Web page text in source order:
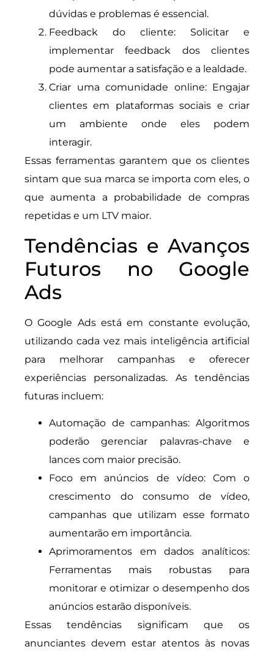
dúvidas e problemas é essencial.
Feedback do cliente: Solicitar e
implementar feedback dos clientes
pode aumentar a satisfação e a lealdade.
Criar uma comunidade online: Engajar
clientes em plataformas sociais e criar
um ambiente onde eles podem
interagir.
Essas ferramentas garantem que os clientes
sintam que sua marca se importa com eles, o
que aumenta a probabilidade de compras
repetidas e um LTV maior.
Tendências e Avanços
Futuros no Google
Ads
O Google Ads está em constante evolução,
utilizando cada vez mais inteligência artificial
para melhorar campanhas e oferecer
experiências personalizadas. As tendências
futuras incluem:
Automação de campanhas: Algoritmos
poderão gerenciar palavras-chave e
lances com maior precisão.
Foco em anúncios de vídeo: Com o
crescimento do consumo de vídeo,
campanhas que utilizam esse formato
aumentarão em importância.
Aprimoramentos em dados analíticos:
Ferramentas mais robustas para
monitorar e otimizar o desempenho dos
anúncios estarão disponíveis.
Essas tendências significam que os
anunciantes devem estar atentos às novas